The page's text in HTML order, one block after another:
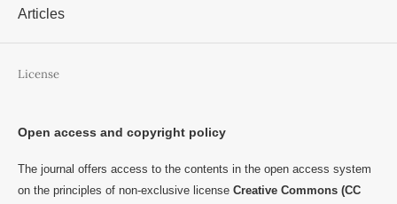
Articles
License
Open access and copyright policy
The journal offers access to the contents in the open access system
on the principles of non-exclusive license Creative Commons (CC